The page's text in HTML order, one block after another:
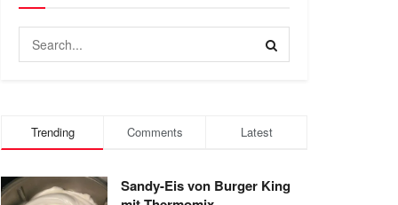
Trending Comments Latest
Sandy-Eis von Burger King